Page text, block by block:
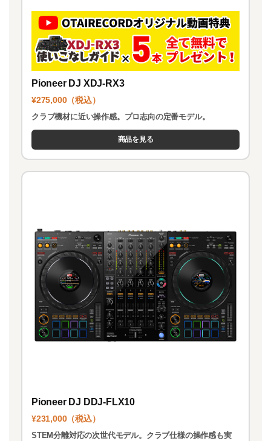
Pioneer DJ XDJ-RX3
¥275,000（税込）
クラブ機材に近い操作感。プロ志向の定番モデル。
商品を見る
Pioneer DJ DDJ-FLX10
¥231,000（税込）
STEM分離対応の次世代モデル。クラブ仕様の操作感も実